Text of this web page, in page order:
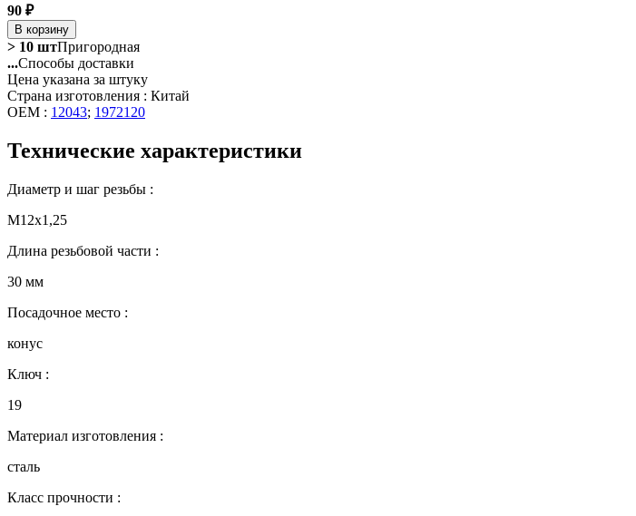
90 ₽
В корзину
> 10 штПригородная
...Способы доставки
Цена указана за штуку
Страна изготовления : Китай
OEM : 12043; 1972120
Технические характеристики
Диаметр и шаг резьбы :
М12х1,25
Длина резьбовой части :
30 мм
Посадочное место :
конус
Ключ :
19
Материал изготовления :
сталь
Класс прочности :